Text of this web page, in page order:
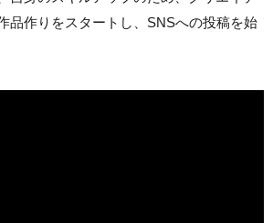
品作りをスタートし、SNSへの投稿を始